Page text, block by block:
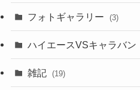
フォトギャラリー (3)
ハイエースVSキャラバン
雑記 (19)